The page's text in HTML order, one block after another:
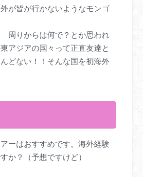
が皆が行かないようなモンゴ
とか思われ
アジアの国々って正直友達と
どない！！そんな国を初海外
ーはおすすめです。海外経験
か？（予想ですけど）